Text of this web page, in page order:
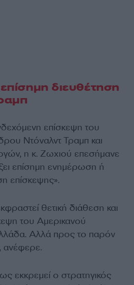
διευθέτηση
επίσκεψη του
Ντόναλντ Τραμπ και
η κ. Ζωχιού επεσήμανε
επίσημη ενημέρωση ή
επίσκεψης».
θετική διάθεση και
του Αμερικανού
Αλλά προς το παρόν
ανέφερε.
εκκρεμεί ο στρατηγικός